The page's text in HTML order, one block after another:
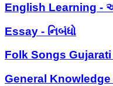
English Learning -
Essay - નિબંધો
Folk Songs Gujarati
General Knowledge